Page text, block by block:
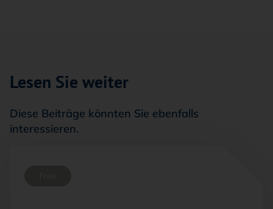
Lesen Sie weiter
Diese Beiträge könnten Sie ebenfalls
interessieren.